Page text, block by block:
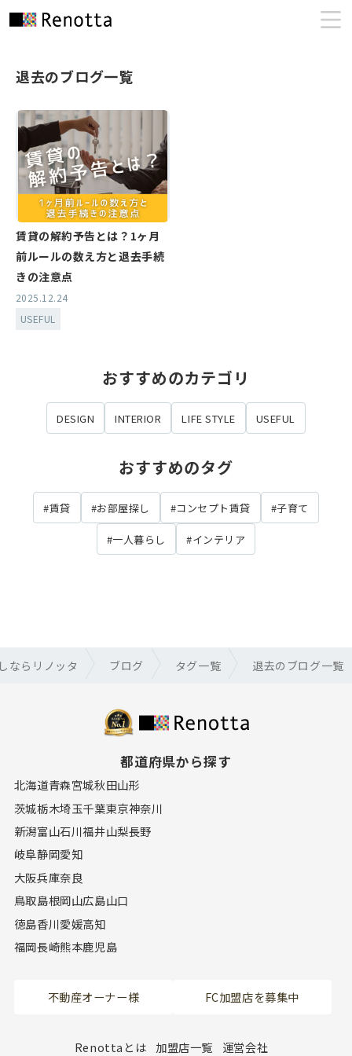
退去のブログ一覧
賃貸の解約予告とは？1ヶ月
前ルールの数え方と退去手続
きの注意点
2025.12.24
USEFUL
おすすめのカテゴリ
DESIGN INTERIOR LIFE STYLE USEFUL
おすすめのタグ
#賃貸 #お部屋探し #コンセプト賃貸 #子育て
#一人暮らし #インテリア
ならリノッタ ブログ タグ一覧 退去のブログ一覧
都道府県から探す
北海道青森宮城秋田山形
茨城栃木埼玉千葉東京神奈川
新潟富山石川福井山梨長野
岐阜静岡愛知
大阪兵庫奈良
鳥取島根岡山広島山口
徳島香川愛媛高知
福岡長崎熊本鹿児島
不動産オーナー様 FC加盟店を募集中
Renottaとは 加盟店一覧 運営会社